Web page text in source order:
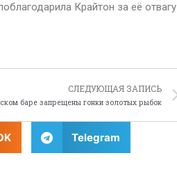
Крайтон за её отвагу
СЛЕДУЮЩАЯ ЗАПИСЬ
баре запрещены гонки золотых рыбок
Telegram